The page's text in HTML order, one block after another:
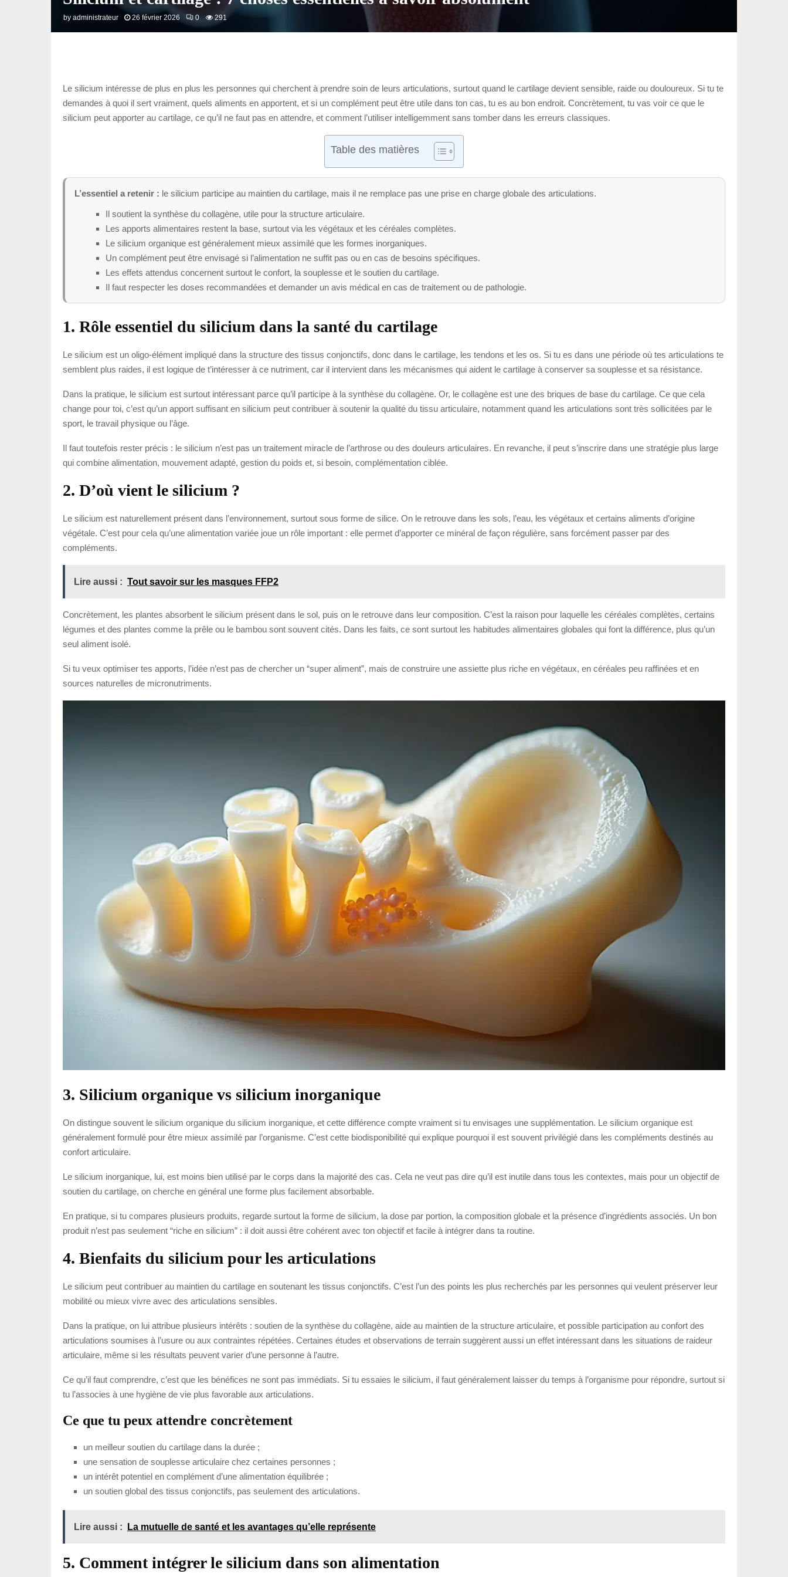
by administrateur 26 février 2026 0 291
Le silicium intéresse de plus en plus les personnes qui cherchent à prendre soin de leurs articulations, surtout quand le cartilage devient sensible, raide ou douloureux. Si tu te
demandes à quoi il sert vraiment, quels aliments en apportent, et si un complément peut être utile dans ton cas, tu es au bon endroit. Concrètement, tu vas voir ce que le
silicium peut apporter au cartilage, ce qu’il ne faut pas en attendre, et comment l’utiliser intelligemment sans tomber dans les erreurs classiques.
Table des matières
L’essentiel a retenir : le silicium participe au maintien du cartilage, mais il ne remplace pas une prise en charge globale des articulations.
Il soutient la synthèse du collagène, utile pour la structure articulaire.
Les apports alimentaires restent la base, surtout via les végétaux et les céréales complètes.
Le silicium organique est généralement mieux assimilé que les formes inorganiques.
Un complément peut être envisagé si l’alimentation ne suffit pas ou en cas de besoins spécifiques.
Les effets attendus concernent surtout le confort, la souplesse et le soutien du cartilage.
Il faut respecter les doses recommandées et demander un avis médical en cas de traitement ou de pathologie.
1. Rôle essentiel du silicium dans la santé du cartilage
Le silicium est un oligo-élément impliqué dans la structure des tissus conjonctifs, donc dans le cartilage, les tendons et les os. Si tu es dans une période où tes articulations te
semblent plus raides, il est logique de t’intéresser à ce nutriment, car il intervient dans les mécanismes qui aident le cartilage à conserver sa souplesse et sa résistance.
Dans la pratique, le silicium est surtout intéressant parce qu’il participe à la synthèse du collagène. Or, le collagène est une des briques de base du cartilage. Ce que cela
change pour toi, c’est qu’un apport suffisant en silicium peut contribuer à soutenir la qualité du tissu articulaire, notamment quand les articulations sont très sollicitées par le
sport, le travail physique ou l’âge.
Il faut toutefois rester précis : le silicium n’est pas un traitement miracle de l’arthrose ou des douleurs articulaires. En revanche, il peut s’inscrire dans une stratégie plus large
qui combine alimentation, mouvement adapté, gestion du poids et, si besoin, complémentation ciblée.
2. D’où vient le silicium ?
Le silicium est naturellement présent dans l’environnement, surtout sous forme de silice. On le retrouve dans les sols, l’eau, les végétaux et certains aliments d’origine
végétale. C’est pour cela qu’une alimentation variée joue un rôle important : elle permet d’apporter ce minéral de façon régulière, sans forcément passer par des
compléments.
Lire aussi : Tout savoir sur les masques FFP2
Concrètement, les plantes absorbent le silicium présent dans le sol, puis on le retrouve dans leur composition. C’est la raison pour laquelle les céréales complètes, certains
légumes et des plantes comme la prêle ou le bambou sont souvent cités. Dans les faits, ce sont surtout les habitudes alimentaires globales qui font la différence, plus qu’un
seul aliment isolé.
Si tu veux optimiser tes apports, l’idée n’est pas de chercher un “super aliment”, mais de construire une assiette plus riche en végétaux, en céréales peu raffinées et en
sources naturelles de micronutriments.
3. Silicium organique vs silicium inorganique
On distingue souvent le silicium organique du silicium inorganique, et cette différence compte vraiment si tu envisages une supplémentation. Le silicium organique est
généralement formulé pour être mieux assimilé par l’organisme. C’est cette biodisponibilité qui explique pourquoi il est souvent privilégié dans les compléments destinés au
confort articulaire.
Le silicium inorganique, lui, est moins bien utilisé par le corps dans la majorité des cas. Cela ne veut pas dire qu’il est inutile dans tous les contextes, mais pour un objectif de
soutien du cartilage, on cherche en général une forme plus facilement absorbable.
En pratique, si tu compares plusieurs produits, regarde surtout la forme de silicium, la dose par portion, la composition globale et la présence d’ingrédients associés. Un bon
produit n’est pas seulement “riche en silicium” : il doit aussi être cohérent avec ton objectif et facile à intégrer dans ta routine.
4. Bienfaits du silicium pour les articulations
Le silicium peut contribuer au maintien du cartilage en soutenant les tissus conjonctifs. C’est l’un des points les plus recherchés par les personnes qui veulent préserver leur
mobilité ou mieux vivre avec des articulations sensibles.
Dans la pratique, on lui attribue plusieurs intérêts : soutien de la synthèse du collagène, aide au maintien de la structure articulaire, et possible participation au confort des
articulations soumises à l’usure ou aux contraintes répétées. Certaines études et observations de terrain suggèrent aussi un effet intéressant dans les situations de raideur
articulaire, même si les résultats peuvent varier d’une personne à l’autre.
Ce qu’il faut comprendre, c’est que les bénéfices ne sont pas immédiats. Si tu essaies le silicium, il faut généralement laisser du temps à l’organisme pour répondre, surtout si
tu l’associes à une hygiène de vie plus favorable aux articulations.
Ce que tu peux attendre concrètement
un meilleur soutien du cartilage dans la durée ;
une sensation de souplesse articulaire chez certaines personnes ;
un intérêt potentiel en complément d’une alimentation équilibrée ;
un soutien global des tissus conjonctifs, pas seulement des articulations.
Lire aussi : La mutuelle de santé et les avantages qu’elle représente
5. Comment intégrer le silicium dans son alimentation